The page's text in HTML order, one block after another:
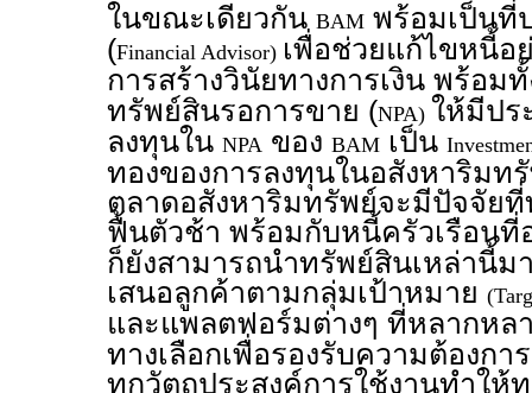
ในขณะเดียวกัน BAM พร้อมเป็นที่
(Financial Advisor) เพื่อช่วยแก้ไขหนี้อ
การสร้างวินัยทางการเงิน พร้อมทั้
ทรัพย์สินรอการขาย (NPA) ให้มีปร
ลงทุนใน NPA ของ BAM เป็น
ทองของการลงทุนในอสังหาริมท
ตลาดอสังหาริมทรัพย์จะมีปัจจัย
ฟื้นตัวช้า พร้อมกับหนี้ครัวเรือนที่
ก็ยังสามารถนำทรัพย์สินเหล่านี้ม
เสนอลูกค้าตามกลุ่มเป้าหมาย
และแพลตฟอร์มต่างๆ ที่หลากหล
ทางเลือกเพื่อรองรับความต้องก
ทุกวัตถุประสงค์การใช้งานทำให้